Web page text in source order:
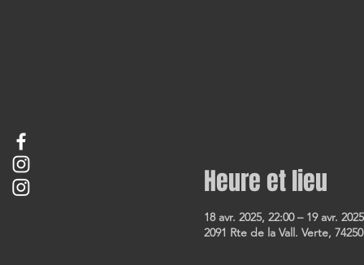
Heure et lieu
18 avr. 2025, 22:00 – 19 avr.
2091 Rte de la Vall. Verte,